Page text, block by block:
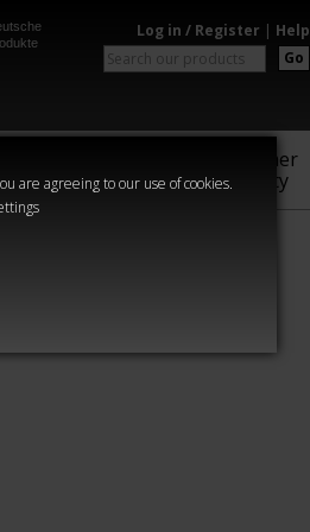
are agreeing to our use of cookies.
Log in / Register | Help
Go
Warhammer
Community